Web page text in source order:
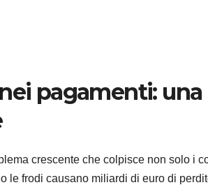
pagamenti:
crescente che colpisce non solo i
le frodi causano miliardi di euro di